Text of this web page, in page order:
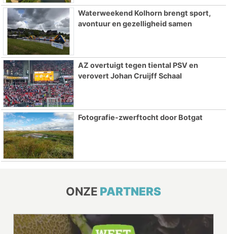
Waterweekend Kolhorn brengt sport,
avontuur en gezelligheid samen
AZ overtuigt tegen tiental PSV en
verovert Johan Cruijff Schaal
Fotografie-zwerftocht door Botgat
ONZE PARTNERS